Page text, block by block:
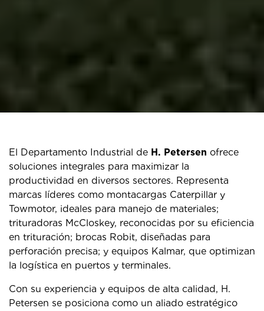
El Departamento Industrial de H. Petersen ofrece
soluciones integrales para maximizar la
productividad en diversos sectores. Representa
marcas líderes como montacargas Caterpillar y
Towmotor, ideales para manejo de materiales;
trituradoras McCloskey, reconocidas por su eficiencia
en trituración; brocas Robit, diseñadas para
perforación precisa; y equipos Kalmar, que optimizan
la logística en puertos y terminales.
Con su experiencia y equipos de alta calidad, H.
Petersen se posiciona como un aliado estratégico